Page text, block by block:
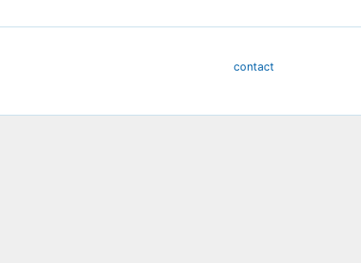
contact